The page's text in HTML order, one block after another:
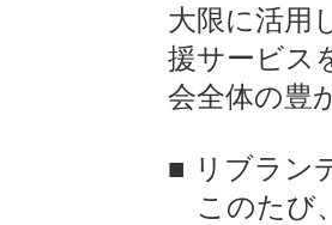
大限に活用
援サービス
会全体の豊
■ リブラン
このたび